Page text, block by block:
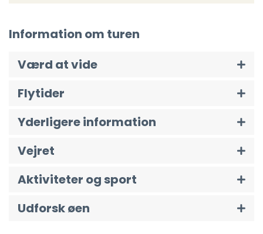
Information om turen
Værd at vide
Flytider
Yderligere information
Vejret
Aktiviteter og sport
Udforsk øen